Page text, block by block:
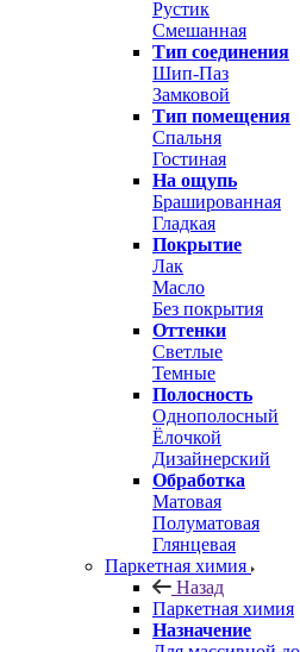
Рустик
Смешанная
Тип соединения
Шип-Паз
Замковой
Тип помещения
Спальня
Гостиная
На ощупь
Брашированная
Гладкая
Покрытие
Лак
Масло
Без покрытия
Оттенки
Светлые
Темные
Полосность
Однополосный
Ёлочкой
Дизайнерский
Обработка
Матовая
Полуматовая
Глянцевая
Паркетная химия
Назад
Паркетная химия
Назначение